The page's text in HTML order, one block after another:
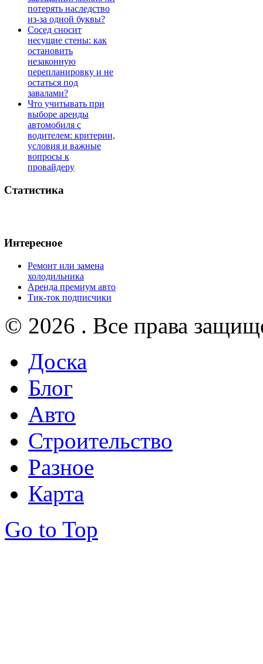
потерять наследство
из-за одной буквы?
Сосед сносит
несущие стены: как
остановить
незаконную
перепланировку и не
остаться под
завалами?
Что учитывать при
выборе аренды
автомобиля с
водителем: критерии,
условия и важные
вопросы к
провайдеру
Статистика
Интересное
Ремонт или замена
холодильника
Аренда премиум авто
Тик-ток подписчики
© 2026 . Все права
Доска
Блог
Авто
Строительство
Разное
Карта
Go to Top